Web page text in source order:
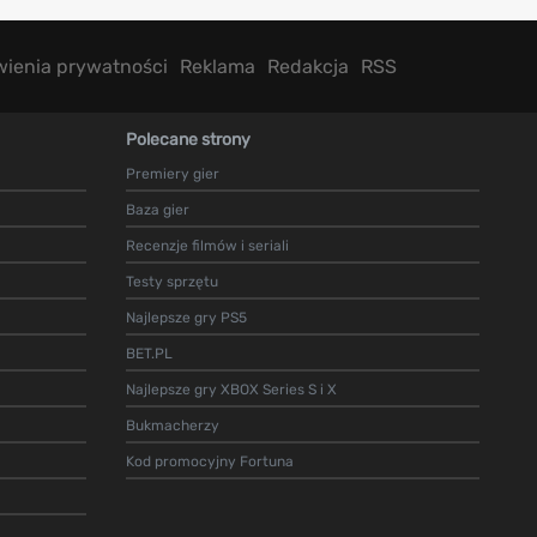
prywatności Reklama Redakcja RSS
Polecane strony
Premiery gier
Baza gier
Recenzje filmów i seriali
Testy sprzętu
Najlepsze gry PS5
BET.PL
Najlepsze gry XBOX Series S i X
Bukmacherzy
Kod promocyjny Fortuna